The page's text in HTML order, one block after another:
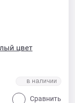
цвет
Сравнить